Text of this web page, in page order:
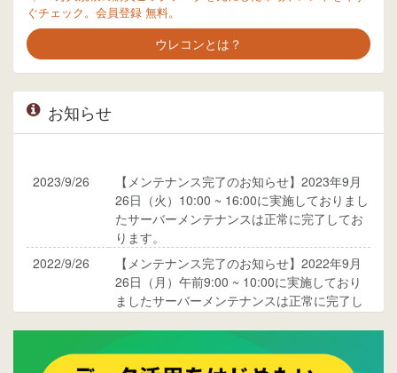
ぐチェック。会員登録 無料。
ウレコンとは？
お知らせ
2023/9/26
【メンテナンス完了のお知らせ】2023年9月
26日（火）10:00 ~ 16:00に実施しておりまし
たサーバーメンテナンスは正常に完了してお
ります。
2022/9/26
【メンテナンス完了のお知らせ】2022年9月
26日（月）午前9:00 ~ 10:00に実施しており
ましたサーバーメンテナンスは正常に完了し
ご覧ください。